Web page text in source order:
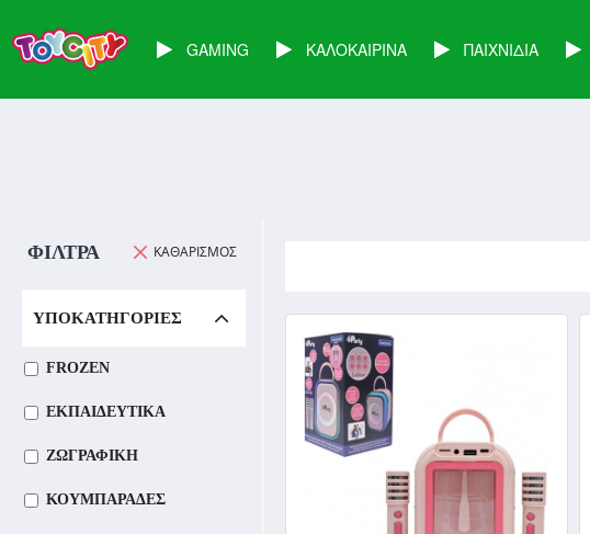
GAMING ΚΑΛΟΚΑΙΡΙΝΑ ΠΑΙΧΝΙΔΙΑ
ΦΊΛΤΡΑ KΑΘΑΡΙΣΜΌΣ
ΥΠΟΚΑΤΗΓΟΡΊΕΣ
FROZEN
ΕΚΠΑΙΔΕΥΤΙΚΑ
ΖΩΓΡΑΦΙΚΗ
ΚΟΥΜΠΑΡΑΔΕΣ